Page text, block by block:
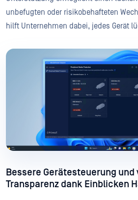
unbefugten oder risikobehafteten
hilft Unternehmen dabei, jedes Gerät
Bessere Gerätesteuerung
Transparenz dank Einblicken